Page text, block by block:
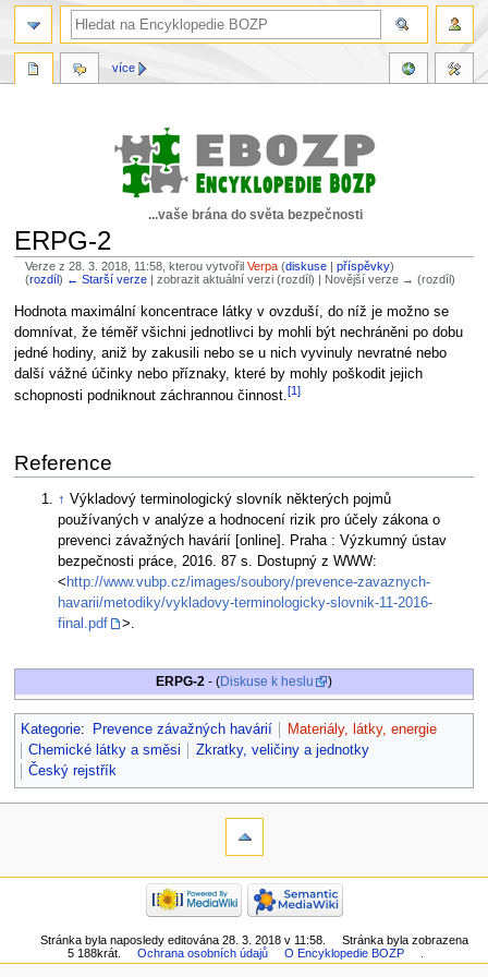
...vaše brána do světa bezpečnosti
ERPG-2
Verze z 28. 3. 2018, 11:58, kterou vytvořilVerpa (diskuse |příspěvky)
(rozdíl) ← Starší verze | zobrazit aktuální verzi (rozdíl) | Novější verze → (rozdíl)
Skočit
na
navigaci
Skočit
na
vyhledávání
Hodnota maximální koncentrace látky v ovzduší, do níž je možno se
domnívat, že téměř všichni jednotlivci by mohli být nechráněni po dobu
jedné hodiny, aniž by zakusili nebo se u nich vyvinuly nevratné nebo
další vážné účinky nebo příznaky, které by mohly poškodit jejich
schopnosti podniknout záchrannou činnost.[1]
Reference
↑ Výkladový terminologický slovník některých pojmů
používaných v analýze a hodnocení rizik pro účely zákona o
prevenci závažných havárií [online]. Praha : Výzkumný ústav
bezpečnosti práce, 2016. 87 s. Dostupný z WWW:
< http://www.vubp.cz/images/soubory/prevence-zavaznych-
havarii/metodiky/vykladovy-terminologicky-slovnik-11-2016-
final.pdf
>.
ERPG-2 - (Diskuse k heslu )
Kategorie: Prevence závažných havárií
Materiály, látky, energie
Chemické látky a směsi
Zkratky, veličiny a jednotky
Český rejstřík
více
Stránka byla naposledy editována 28. 3. 2018 v 11:58.
Stránka byla zobrazena
5 188krát.
Ochrana osobních údajů O Encyklopedie BOZP